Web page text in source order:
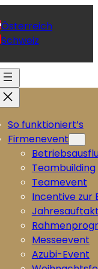
Österreich
Schweiz
So funktioniert’s
Firmenevent
Teambuilding
Teamevent
Incentive zur
Messeevent
Azubi-Event